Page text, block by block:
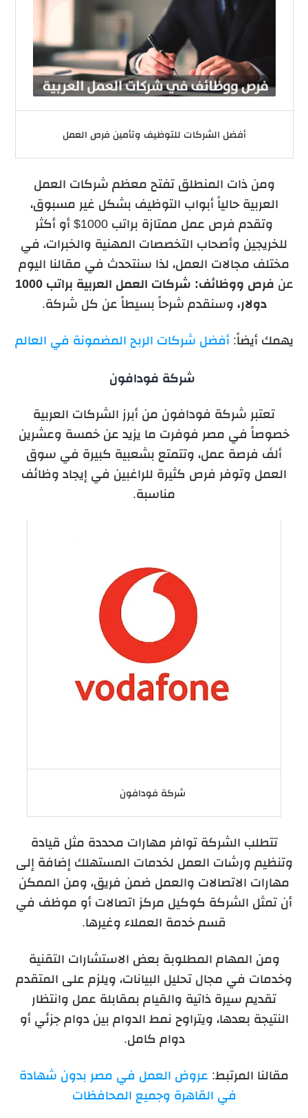
أفضل الشركات للتوظيف وتأمين فرص العمل
ومن ذات المنطلق تفتح معظم شركات العمل
العربية حالياً أبواب التوظيف بشكل غير مسبوق،
وتقدم فرص عمل ممتازة براتب 1000$ أو أكثر
للخريجين وأصحاب التخصصات المهنية والخبرات، في
مختلف مجالات العمل، لذا سنتحدث في مقالنا اليوم
عن
فرص ووظائف: شركات العمل العربية براتب 1000
دولار، وسنقدم شرحاً بسيطاً عن كل شركة.
يهمك أيضاً:أفضل شركات الربح المضمونة في العالم
شركة فودافون
تعتبر شركة فودافون من أبرز الشركات العربية
خصوصاً في مصر فوفرت ما يزيد عن خمسة وعشرين
ألفَ فرصة عمل، وتتمتع بشعبية كبيرة في سوق
العمل وتوفر فرص كثيرة للراغبين في إيجاد وظائف
مناسبة.
شركة فودافون
تتطلب الشركة توافر مهارات محددة مثل قيادة
وتنظيم ورشات العمل لخدمات المستهلك إضافة إلى
مهارات الاتصالات والعمل ضمن فريق، ومن الممكن
أن تمثل الشركة كوكيل مركز اتصالات أو موظف في
قسم خدمة العملاء وغيرها.
ومن المهام المطلوبة بعض الاستشارات التقنية
وخدمات في مجال تحليل البيانات، ويلزم على المتقدم
تقديم سيرة ذاتية والقيام بمقابلة عمل وانتظار
النتيجة بعدها، ويتراوح نمط الدوام بين دوام جزئي أو
دوام كامل.
مقالنا المرتبط: عروض العمل في مصر بدون شهادة
في القاهرة وجميع المحافظات